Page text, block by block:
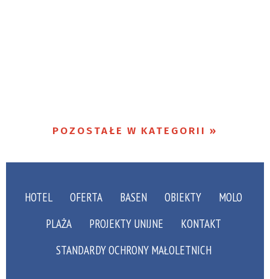
POZOSTAŁE W KATEGORII
HOTEL OFERTA BASEN OBIEKTY
MOLO
PLAŻA
PROJEKTY UNIJNE
KONTAKT
STANDARDY OCHRONY MAŁOLETNICH